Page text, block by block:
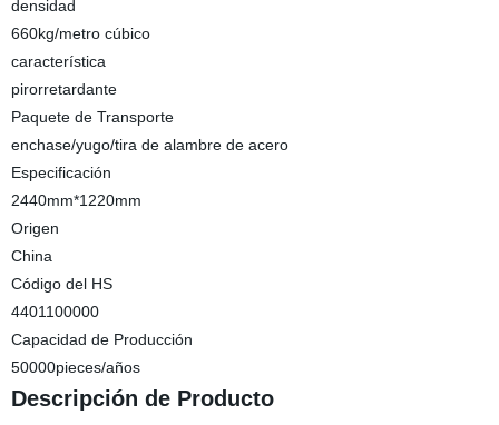
densidad
660kg/metro cúbico
característica
pirorretardante
Paquete de Transporte
enchase/yugo/tira de alambre de acero
Especificación
2440mm*1220mm
Origen
China
Código del HS
4401100000
Capacidad de Producción
50000pieces/años
Descripción de Producto